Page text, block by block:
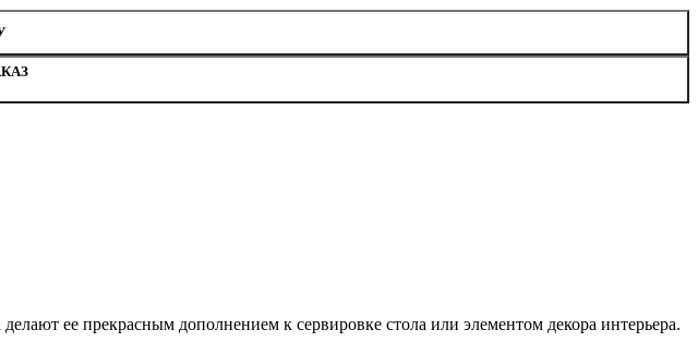
ее прекрасным дополнением к сервировке стола или элементом декора интерьера.